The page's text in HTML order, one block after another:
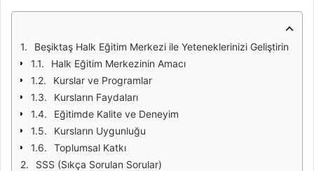
Beşiktaş Halk Eğitim Merkezi ile Yeteneklerinizi Geliştirin
Halk Eğitim Merkezinin Amacı
Kurslar ve Programlar
Kursların Faydaları
Eğitimde Kalite ve Deneyim
Kursların Uygunluğu
Toplumsal Katkı
SSS (Sıkça Sorulan Sorular)